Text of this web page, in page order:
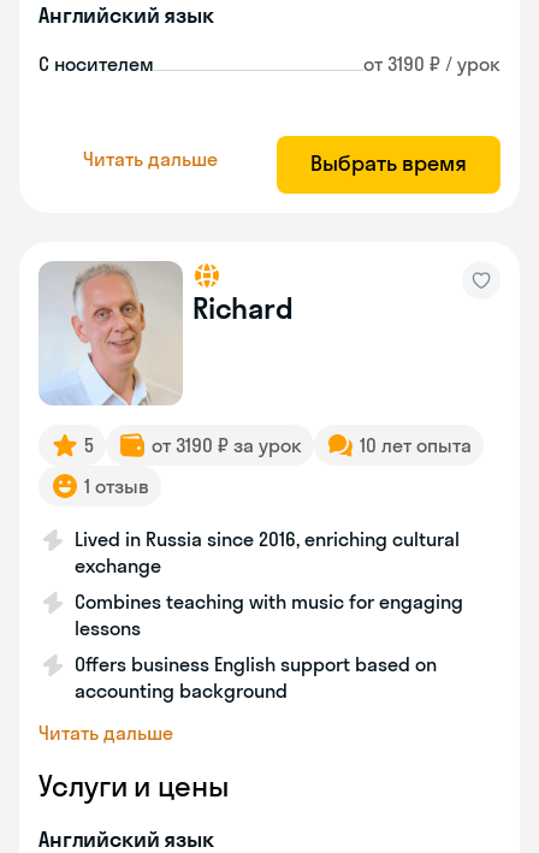
Английский язык
С носителем от 3190 ₽ / урок
Читать дальше Выбрать время
Richard
5 от 3190 ₽ за урок
10 лет опыта
1 отзыв
Lived in Russia since 2016, enriching cultural
exchange
Combines teaching with music for engaging
lessons
Offers business English support based on
accounting background
Читать дальше
Услуги и цены
Английский язык